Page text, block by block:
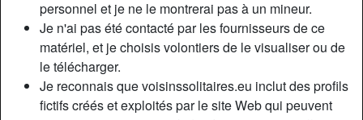
personnel et je ne le montrerai pas à un mineur.
Je n'ai pas été contacté par les fournisseurs de ce
matériel, et je choisis volontiers de le visualiser ou de
le télécharger.
Je reconnais que voisinssolitaires.eu inclut des profils
fictifs créés et exploités par le site Web qui peuvent
Cherche
Femme, Couple, Corpulent(e), Musclé(e), Rondelet(te), En
forme, Mince, Africain(e), Asiatique, Caucasien(ne),
Moyen-Oriental(e), Latin(e), 18-25, 26-35, 36-54, 55+